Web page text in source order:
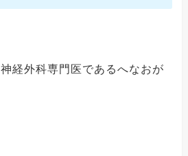
経外科専門医であるへなおが